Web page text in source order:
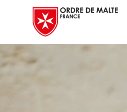
NOTRE